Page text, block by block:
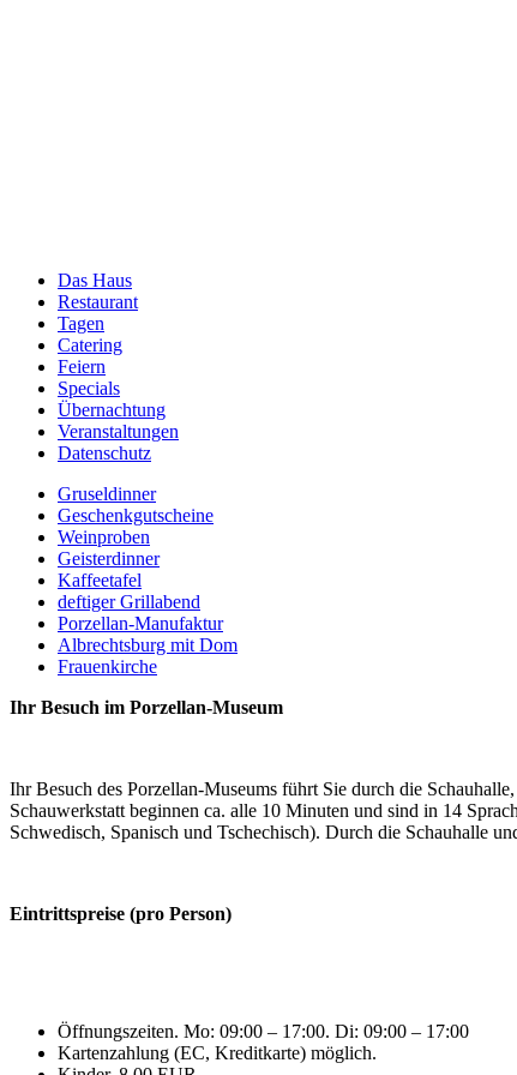
Das Haus
Restaurant
Tagen
Catering
Feiern
Specials
Übernachtung
Veranstaltungen
Datenschutz
Gruseldinner
Geschenkgutscheine
Weinproben
Geisterdinner
Kaffeetafel
deftiger Grillabend
Porzellan-Manufaktur
Albrechtsburg mit Dom
Frauenkirche
Ihr Besuch im Porzellan-Museum
Ihr Besuch des Porzellan-Museums führt Sie durch die
Schauwerkstatt beginnen ca. alle 10 Minuten und sind in 14
Schwedisch, Spanisch und Tschechisch). Durch die Schauhalle
Eintrittspreise (pro Person)
Öffnungszeiten. Mo: 09:00 – 17:00. Di: 09:00 – 17:00
Kartenzahlung (EC, Kreditkarte) möglich.